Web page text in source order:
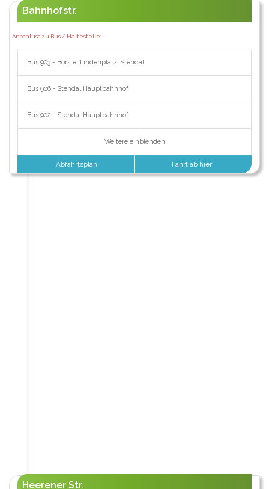
Bahnhofstr.
Anschluss zu Bus / Haltestelle:
Bus 903 - Borstel Lindenplatz, Stendal
Bus 906 - Stendal Hauptbahnhof
Bus 902 - Stendal Hauptbahnhof
Weitere einblenden
Abfahrtsplan Fahrt ab hier
Heerener Str.